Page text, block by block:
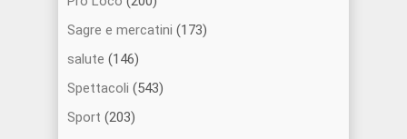
Sagre e mercatini (173)
salute (146)
Spettacoli (543)
Sport (203)